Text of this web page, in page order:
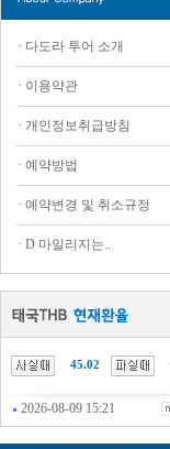
· 다도라 투어 소개
· 이용약관
· 개인정보취급방침
· 예약방법
· 예약변경 및 취소규정
· D 마일리지는..
45.02
2026-08-09 15:21